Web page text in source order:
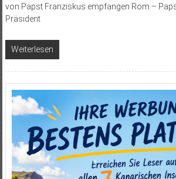
von Papst Franziskus empfangen Rom –
Präsident
Weiterlesen